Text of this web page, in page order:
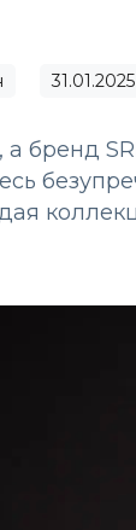
31.01.2025
бренд